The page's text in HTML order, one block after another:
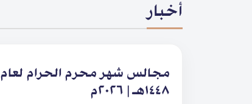
أخبار
مجالس شهر محرم الحرام لعام
١٤٤٨هـ | ٢٠٢٦م